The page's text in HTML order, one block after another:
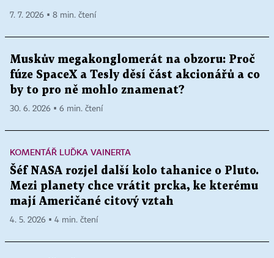
7. 7. 2026 ▪ 8 min. čtení
Muskův megakonglomerát na obzoru: Proč
fúze SpaceX a Tesly děsí část akcionářů a co
by to pro ně mohlo znamenat?
30. 6. 2026 ▪ 6 min. čtení
KOMENTÁŘ LUĎKA VAINERTA
Šéf NASA rozjel další kolo tahanice o Pluto.
Mezi planety chce vrátit prcka, ke kterému
mají Američané citový vztah
4. 5. 2026 ▪ 4 min. čtení